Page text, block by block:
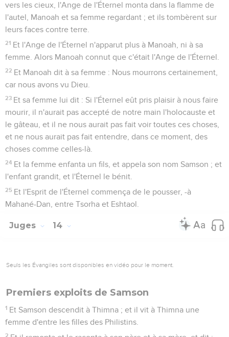
vers les cieux, l'Ange de l'Éternel monta dans la flamme de
l'autel, Manoah et sa femme regardant ; et ils tombèrent sur
leurs faces contre terre.
21 Et l'Ange de l'Éternel n'apparut plus à Manoah, ni à sa
femme. Alors Manoah connut que c'était l'Ange de l'Éternel.
22 Et Manoah dit à sa femme : Nous mourrons certainement,
car nous avons vu Dieu.
23 Et sa femme lui dit : Si l'Éternel eût pris plaisir à nous faire
mourir, il n'aurait pas accepté de notre main l'holocauste et
le gâteau, et il ne nous aurait pas fait voir toutes ces choses,
et ne nous aurait pas fait entendre, dans ce moment, des
choses comme celles-là.
24 Et la femme enfanta un fils, et appela son nom Samson ; et
l'enfant grandit, et l'Éternel le bénit.
25 Et l'Esprit de l'Éternel commença de le pousser, -à
Mahané-Dan, entre Tsorha et Eshtaol.
Juges 14
Seuls les Évangiles sont disponibles en vidéo pour le moment.
Premiers exploits de Samson
1 Et Samson descendit à Thimna ; et il vit à Thimna une
femme d'entre les filles des Philistins.
2